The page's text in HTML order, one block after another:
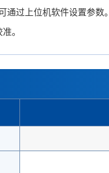
通过上位机软件设置参数。
。